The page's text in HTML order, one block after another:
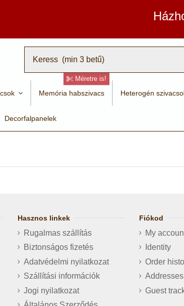
Memória habszivacs
Méretre is!
Heterogén
Decorfalpanelek
Hasznos linkek
Rugalmas szállítás
Biztonságos fizetés
Adatvédelmi nyilatkozat
Szállítási információk
Jogi nyilatkozat
Fiókod
My
Identity
Order
Addresses
Guest